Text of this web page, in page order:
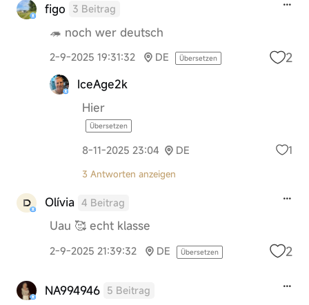
figo 3 Beitrag
🦔 noch wer deutsch
2-9-2025 19:31:32 DE Übersetzen 2
IceAge2k
Hier
Übersetzen
8-11-2025 23:04 DE 1
3 Antworten anzeigen
Olívia 4 Beitrag
Uau 🥰 echt klasse
2-9-2025 21:39:32 DE Übersetzen 2
NA994946 5 Beitrag